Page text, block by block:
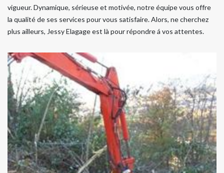
vigueur. Dynamique, sérieuse et motivée, notre équipe vous offre
la qualité de ses services pour vous satisfaire. Alors, ne cherchez
plus ailleurs, Jessy Elagage est là pour répondre á vos attentes.